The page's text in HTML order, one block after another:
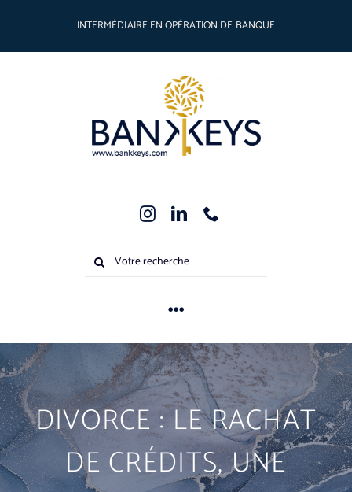
INTERMÉDIAIRE EN OPÉRATION DE BANQUE
Rechercher:
Navigation
Métiers
Solutions
L’excellence
DIVORCE : LE RACHAT
DE CRÉDITS, UNE